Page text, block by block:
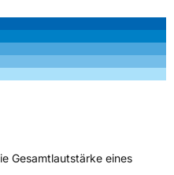
Gesamtlautstärke eines